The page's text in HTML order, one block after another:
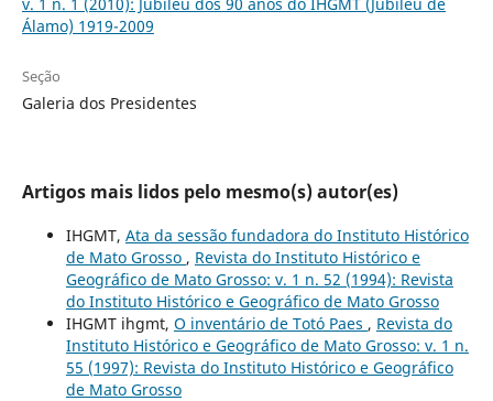
Álamo) 1919-2009
Seção
Galeria dos Presidentes
Artigos mais lidos pelo mesmo(s) autor(es)
IHGMT, Ata da sessão fundadora do Instituto Histórico
de Mato Grosso , Revista do Instituto Histórico e
Geográfico de Mato Grosso: v. 1 n. 52 (1994): Revista
do Instituto Histórico e Geográfico de Mato Grosso
IHGMT ihgmt, O inventário de Totó Paes , Revista do
Instituto Histórico e Geográfico de Mato Grosso: v. 1 n.
55 (1997): Revista do Instituto Histórico e Geográfico
de Mato Grosso